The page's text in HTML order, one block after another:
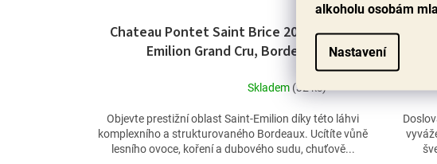
alkoholu osobám
Nastavení
Chateau Pontet Saint Brice 2020, Saint-
Emilion Grand Cru, Bordeaux
hodnocení
produktu
je
Skladem (32 ks)
Objevte prestižní oblast Saint-Emilion díky této láhvi
komplexního a strukturovaného Bordeaux. Ucítíte vůně
lesního ovoce, koření a dubového sudu, chuťově...